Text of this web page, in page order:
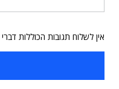
אין לשלוח תגובות הכוללות